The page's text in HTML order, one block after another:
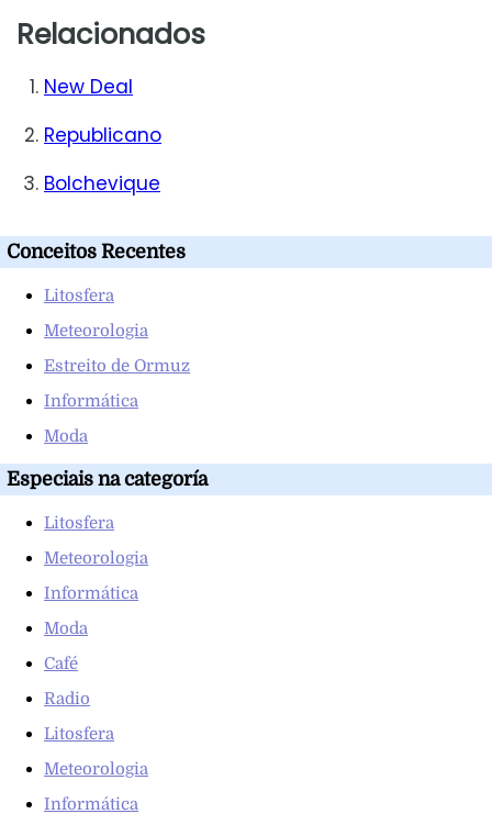
Relacionados
New Deal
Republicano
Bolchevique
Conceitos Recentes
Litosfera
Meteorologia
Estreito de Ormuz
Informática
Moda
Especiais na categoría
Litosfera
Meteorologia
Informática
Moda
Café
Radio
Litosfera
Meteorologia
Informática